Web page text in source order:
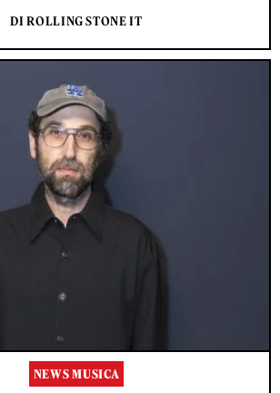
DI ROLLING STONE IT
NEWS MUSICA